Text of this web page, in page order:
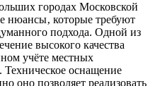
городах Московской
нюансы‚ которые требуют
подхода. Одной из
высокого качества
учёте местных
Техническое оснащение
оно позволяет реализовать